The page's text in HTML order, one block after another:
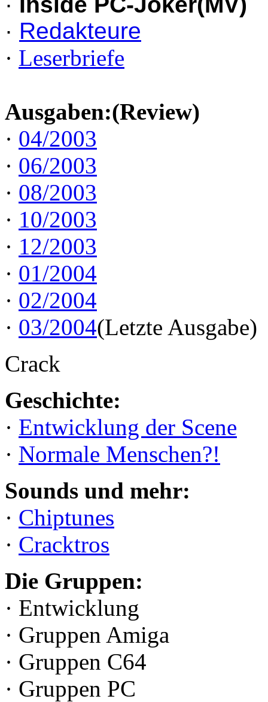
· Redakteure
· Leserbriefe
Ausgaben:(Review)
· 04/2003
· 06/2003
· 08/2003
· 10/2003
· 12/2003
· 01/2004
· 02/2004
· 03/2004(Letzte Ausgabe)
Crack
Geschichte:
· Entwicklung der Scene
· Normale Menschen?!
Sounds und mehr:
· Chiptunes
· Cracktros
Die Gruppen:
· Entwicklung
· Gruppen Amiga
· Gruppen C64
· Gruppen PC